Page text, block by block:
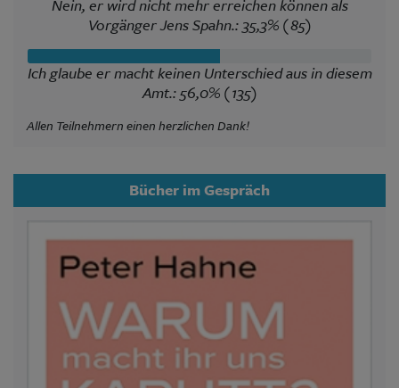
Nein, er wird nicht mehr erreichen können als
Vorgänger Jens Spahn.: 35,3% (85)
Ich glaube er macht keinen Unterschied aus in diesem
Amt.: 56,0% (135)
Allen Teilnehmern einen herzlichen Dank!
Bücher im Gespräch